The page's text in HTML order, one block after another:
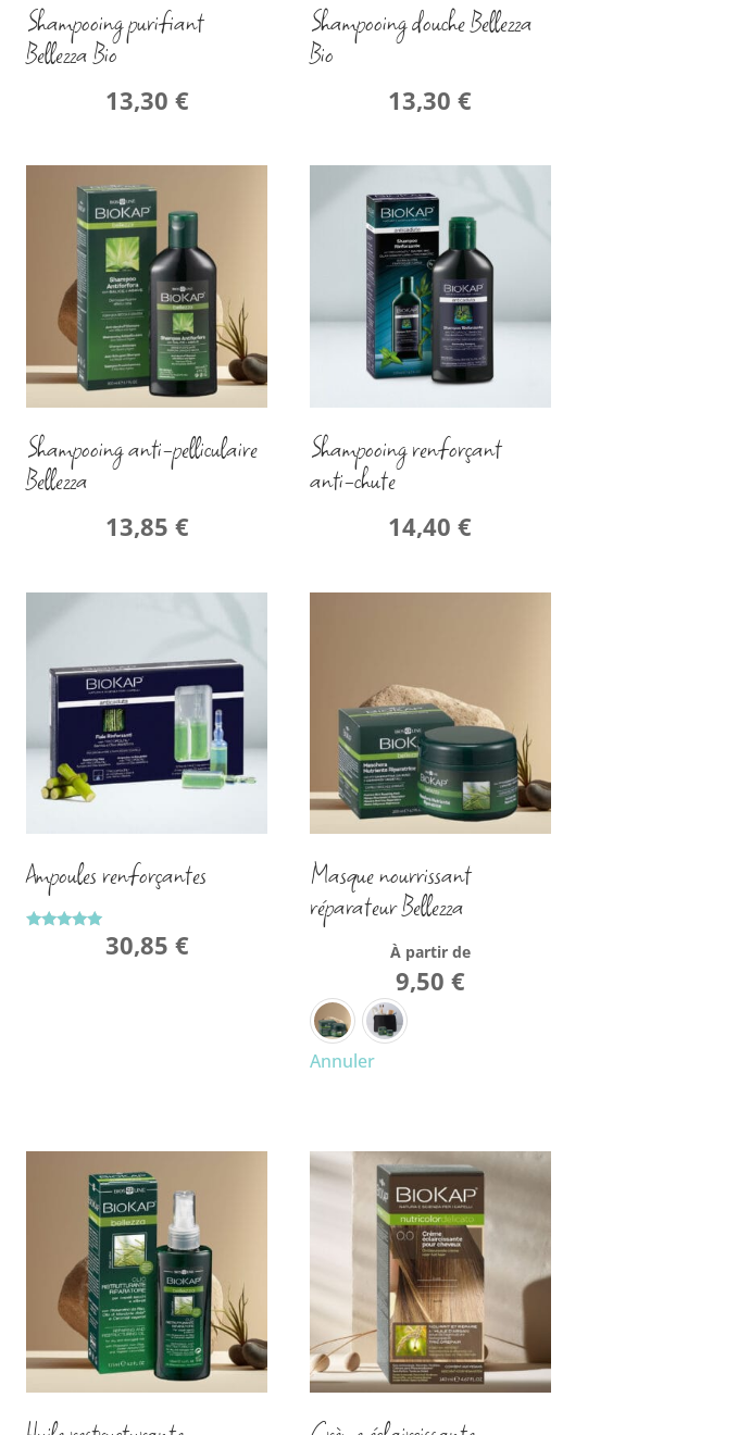
Shampooing purifiant
Bellezza Bio
13,30 €
Shampooing douche Bellezza
Bio
13,30€
Shampooing anti-pelliculaire
Bellezza
13,85 €
Shampooing renforçant
anti-chute
14,40€
Ampoules renforçantes
30,85 €
Masque nourrissant
réparateur Bellezza
À partir de
9,50 €
Annuler